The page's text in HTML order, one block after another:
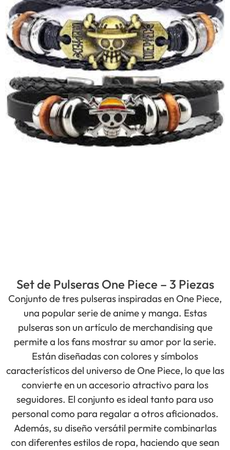
Set de Pulseras One Piece – 3 Piezas
Conjunto de tres pulseras inspiradas en One Piece,
una popular serie de anime y manga. Estas
pulseras son un artículo de merchandising que
permite a los fans mostrar su amor por la serie.
Están diseñadas con colores y símbolos
característicos del universo de One Piece, lo que las
convierte en un accesorio atractivo para los
seguidores. El conjunto es ideal tanto para uso
personal como para regalar a otros aficionados.
Además, su diseño versátil permite combinarlas
con diferentes estilos de ropa, haciendo que sean